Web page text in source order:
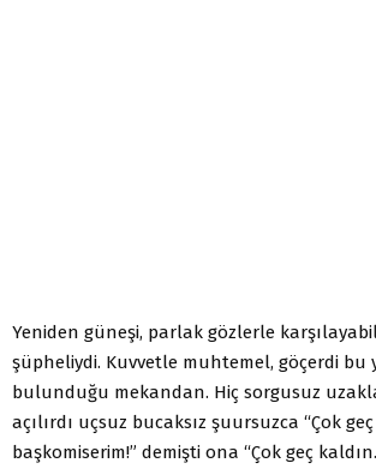
Yeniden güneşi, parlak gözlerle
şüpheliydi. Kuvvetle muhtemel, göçerdi bu
bulunduğu mekandan. Hiç sorgusuz
açılırdı uçsuz bucaksız şuursuzca “Çok
başkomiserim!” demişti ona “Çok geç